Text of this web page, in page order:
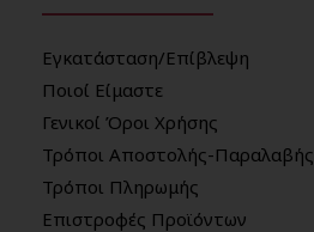
Εγκατάσταση/Επίβλεψη
Ποιοί Είμαστε
Γενικοί Όροι Χρήσης
Τρόποι Αποστολής-Παραλαβής
Τρόποι Πληρωμής
Επιστροφές Προϊόντων